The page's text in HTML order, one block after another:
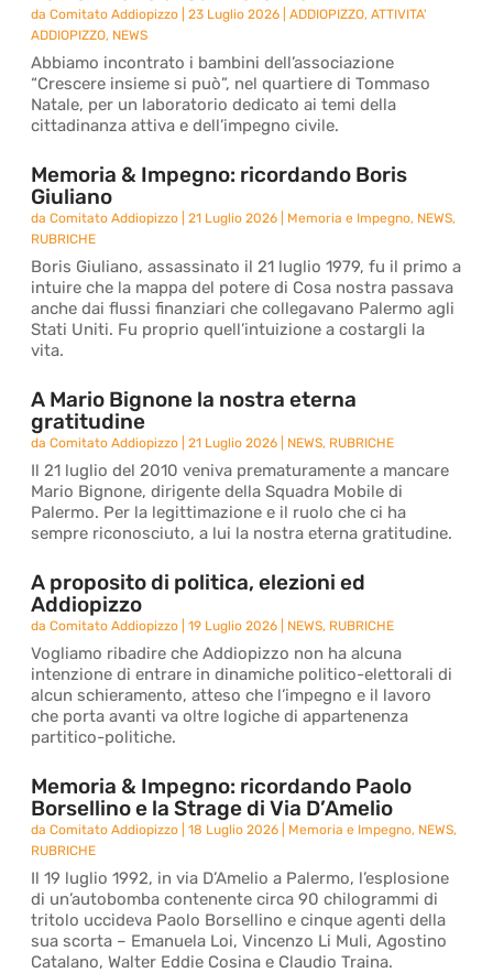
daComitato Addiopizzo |23 Luglio 2026 |ADDIOPIZZO,ATTIVITA'
ADDIOPIZZO, NEWS
Abbiamo incontrato i bambini dell’associazione
“Crescere insieme si può”, nel quartiere di Tommaso
Natale, per un laboratorio dedicato ai temi della
cittadinanza attiva e dell’impegno civile.
Memoria & Impegno: ricordando Boris
Giuliano
daComitato Addiopizzo |21 Luglio 2026 Memoria e Impegno, NEWS,
RUBRICHE
Boris Giuliano, assassinato il 21 luglio 1979, fu il primo a
intuire che la mappa del potere di Cosa nostra passava
anche dai flussi finanziari che collegavano Palermo agli
Stati Uniti. Fu proprio quell’intuizione a costargli la
vita.
A Mario Bignone la nostra eterna
gratitudine
daComitato Addiopizzo |21 Luglio 2026 NEWS, RUBRICHE
Il 21 luglio del 2010 veniva prematuramente a mancare
Mario Bignone, dirigente della Squadra Mobile di
Palermo. Per la legittimazione e il ruolo che ci ha
sempre riconosciuto, a lui la nostra eterna gratitudine.
A proposito di politica, elezioni ed
Addiopizzo
daComitato Addiopizzo |19 Luglio 2026 NEWS, RUBRICHE
Vogliamo ribadire che Addiopizzo non ha alcuna
intenzione di entrare in dinamiche politico-elettorali di
alcun schieramento, atteso che l’impegno e il lavoro
che porta avanti va oltre logiche di appartenenza
partitico-politiche.
Memoria & Impegno: ricordando Paolo
Borsellino e la Strage di Via D’Amelio
daComitato Addiopizzo |18 Luglio 2026 Memoria e Impegno, NEWS,
RUBRICHE
Il 19 luglio 1992, in via D’Amelio a Palermo, l’esplosione
di un’autobomba contenente circa 90 chilogrammi di
tritolo uccideva Paolo Borsellino e cinque agenti della
sua scorta – Emanuela Loi, Vincenzo Li Muli, Agostino
Catalano, Walter Eddie Cosina e Claudio Traina.